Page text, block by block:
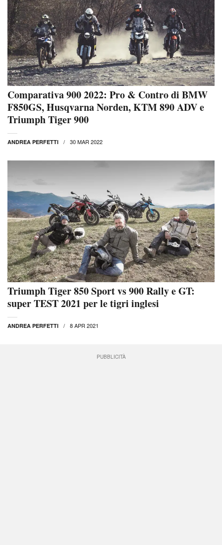
Comparativa 900 2022: Pro & Contro di BMW
F850GS, Husqvarna Norden, KTM 890 ADV e
Triumph Tiger 900
ANDREA PERFETTI 30 MAR 2022
Triumph Tiger 850 Sport vs 900 Rally e GT:
super TEST 2021 per le tigri inglesi
ANDREA PERFETTI 8 APR 2021
PUBBLICITÀ